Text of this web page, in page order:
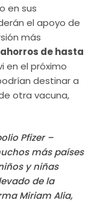
en sus
el apoyo de
más
de hasta
en el próximo
destinar a
otra vacuna,
Pfizer –
más países
y niñas
de la
Miriam Alia,